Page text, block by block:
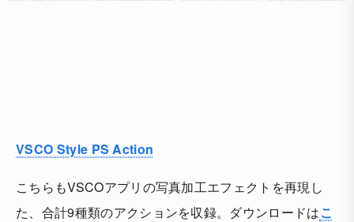
VSCO Style PS Action
こちらもVSCOアプリの写真加工エフェクトを再現し
た、合計9種類のアクションを収録。ダウンロードはこ